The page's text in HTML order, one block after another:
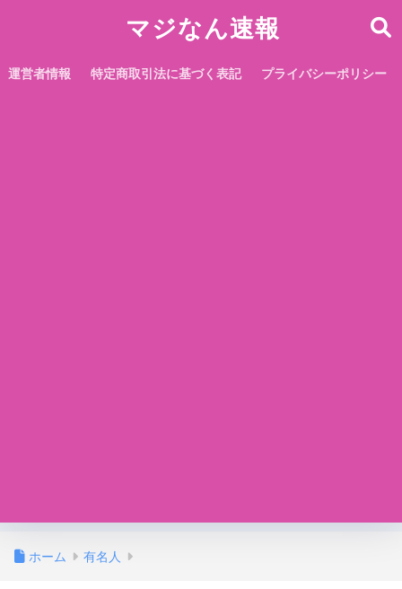
マジなん速報
運営者情報 特定商取引法に基づく表記 プライバシーポリシー
ホーム 有名人